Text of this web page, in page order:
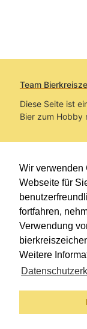
Wir verwenden
Webseite für
fortfahren,
Verwendung
Weitere
Team
Diese Seite ist
Bier zum Hobby
Sie befinden
im Pfad:Übers
Erstellt: 2020-
Links
Impressum